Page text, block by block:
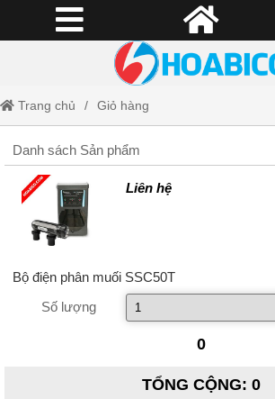
Trang chủ Giỏ hàng
Danh sách Sản phẩm
Liên hệ
Bộ điện phân muối SSC50T
Số lượng
0
TỔNG CỘNG: 0